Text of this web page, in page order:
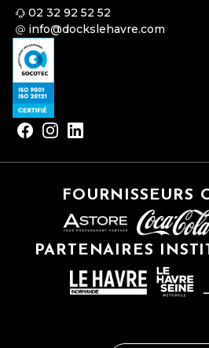
02 32 92 52 52
info@dockslehavre.com
FOURNISSEURS
PARTENAIRES